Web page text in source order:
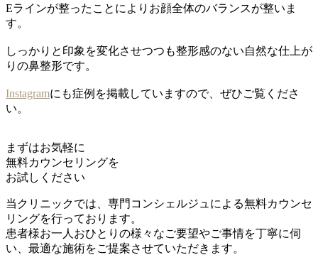
Eラインが整ったことによりお顔全体のバランスが整いま
す。
しっかりと印象を変化させつつも整形感のない自然な仕上が
りの鼻整形です。
Instagramにも症例を掲載していますので、ぜひご覧くださ
い。
まずはお気軽に
無料カウンセリングを
お試しください
当クリニックでは、専門コンシェルジュによる無料カウンセ
リングを行っております。
患者様お一人おひとりの様々なご要望やご事情を丁寧に伺
い、最適な施術をご提案させていただきます。